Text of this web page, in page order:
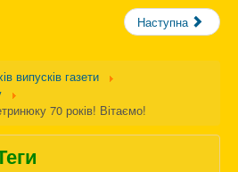
Наступна
випусків газети
70 років! Вітаємо!